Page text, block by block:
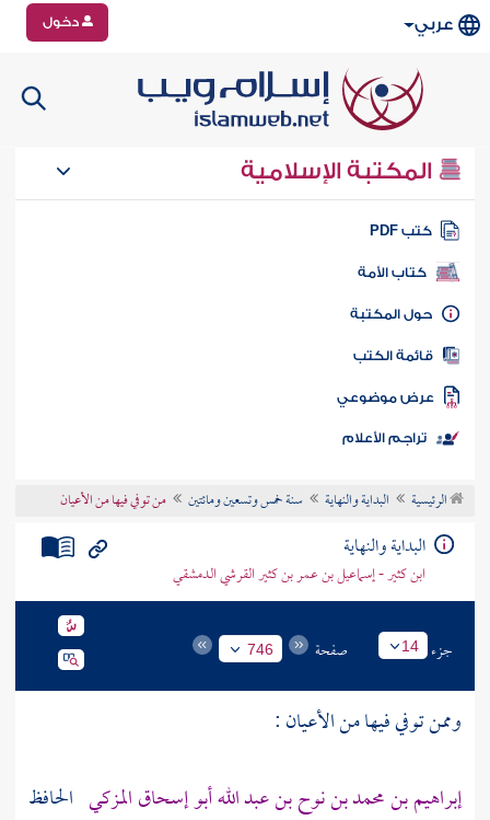
عربي دخول
المكتبة الإسلامية
كتب PDF
كتاب الأمة
المكتبة
الكتب
موضوعي
تراجم الأعلام
الرئيسية البداية والنهاية سنة خمس وتسعين ومائتين من توفي فيها من الأعيان
البداية والنهاية
ابن كثير - إسماعيل بن عمر بن كثير القرشي الدمشقي
جزء 14 صفحة 746
وممن توفي فيها من الأعيان :
إبراهيم بن محمد بن نوح بن عبد الله أبو إسحاق المزكي الحافظ